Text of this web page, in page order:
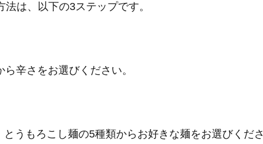
法は、以下の3ステップです。
辛さをお選びください。
うもろこし麺の5種類からお好きな麺をお選びくださ